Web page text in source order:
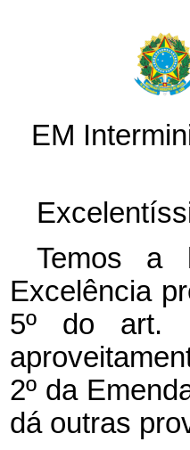
EM
Temos a
Excelência
5º do art.
2º da
dá outras